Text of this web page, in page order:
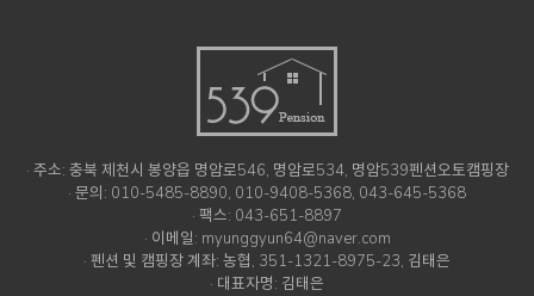
· 주소: 충북 제천시 봉양읍 명암로546, 명암로534, 명암539펜션오토캠핑장
· 문의: 010-5485-8890, 010-9408-5368, 043-645-5368
· 팩스: 043-651-8897
· 이메일: myunggyun64@naver.com
· 펜션 및 캠핑장 계좌: 농협, 351-1321-8975-23, 김태은
· 대표자명: 김태은